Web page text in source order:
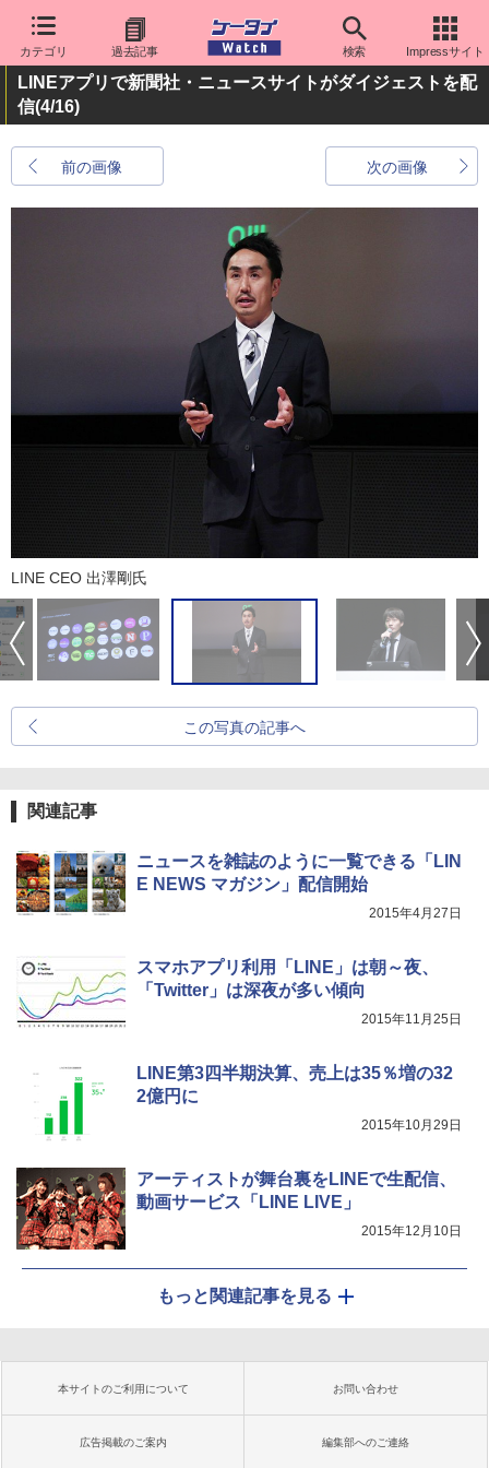
カテゴリ 過去記事 検索 Impressサイト
LINEアプリで新聞社・ニュースサイトがダイジェストを配
信(4/16)
前の画像 次の画像
LINE CEO 出澤剛氏
この写真の記事へ
関連記事
ニュースを雑誌のように一覧できる「LIN
E NEWS マガジン」配信開始
2015年4月27日
スマホアプリ利用「LINE」は朝～夜、
「Twitter」は深夜が多い傾向
2015年11月25日
LINE第3四半期決算、売上は35％増の32
2億円に
2015年10月29日
アーティストが舞台裏をLINEで生配信、
動画サービス「LINE LIVE」
2015年12月10日
もっと関連記事を見る
本サイトのご利用について お問い合わせ
広告掲載のご案内 編集部へのご連絡